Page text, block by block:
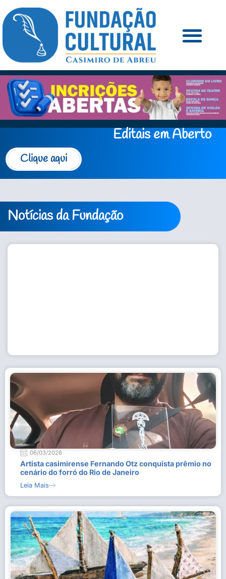
Editais em Aberto
Clique aqui
Notícias da Fundação
06/03/2026
Artista casimirense Fernando Otz conquista prêmio no
cenário do forró do Rio de Janeiro
Leia Mais